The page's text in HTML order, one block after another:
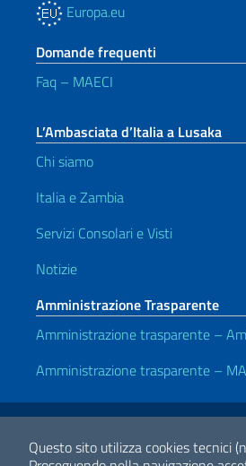
Questo sito utilizza cookies tecnici
Europa.eu
Domande frequenti
Faq – MAECI
L’Ambasciata d’Italia a Lusaka
Chi siamo
Italia e Zambia
Servizi Consolari e Visti
Notizie
Amministrazione Trasparente
Amministrazione trasparente –
Amministrazione trasparente –
Link Utili